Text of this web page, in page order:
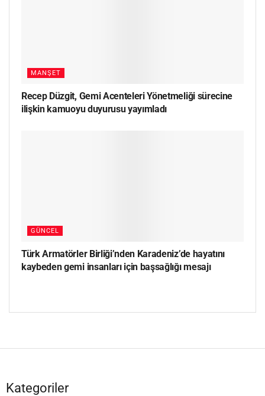
MANŞET
Recep Düzgit, Gemi Acenteleri Yönetmeliği sürecine
ilişkin kamuoyu duyurusu yayımladı
GÜNCEL
Türk Armatörler Birliği’nden Karadeniz’de hayatını
kaybeden gemi insanları için başsağlığı mesajı
Kategoriler